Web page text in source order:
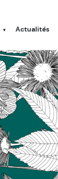
Actualités